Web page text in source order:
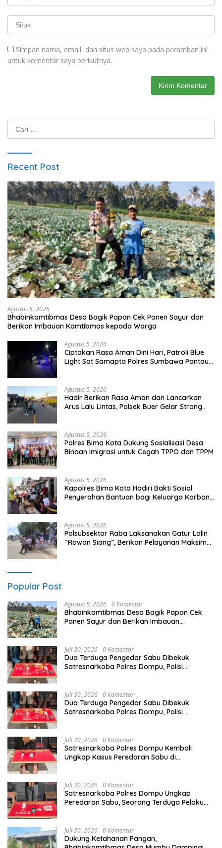
Simpan nama, email, dan situs web saya pada peramban ini
untuk komentar saya berikutnya.
Cari
untuk:
Recent Post
Agustus 5, 2026
Bhabinkamtibmas Desa Bagik Papan Cek Panen Sayur dan
Berikan Imbauan Kamtibmas kepada Warga
Agustus 5, 2026
Ciptakan Rasa Aman Dini Hari, Patroli Blue
Light Sat Samapta Polres Sumbawa Pantau
Agustus 5, 2026
Hadir Berikan Rasa Aman dan Lancarkan
Arus Lalu Lintas, Polsek Buer Gelar Strong
Agustus 5, 2026
Polres Bima Kota Dukung Sosialisasi Desa
Binaan Imigrasi untuk Cegah TPPO dan TPPM
Agustus 5, 2026
Kapolres Bima Kota Hadiri Bakti Sosial
Penyerahan Bantuan bagi Keluarga Korban
Agustus 5, 2026
Polsubsektor Raba Laksanakan Gatur Lalin
“Rawan Siang”, Berikan Pelayanan Maksimal
Popular Post
Agustus 5, 2026 0 Komentar
Bhabinkamtibmas Desa Bagik Papan Cek
Panen Sayur dan Berikan Imbauan
Juli 30, 2026 0 Komentar
Dua Terduga Pengedar Sabu Dibekuk
Satresnarkoba Polres Dompu, Polisi
Juli 30, 2026 0 Komentar
Dua Terduga Pengedar Sabu Dibekuk
Satresnarkoba Polres Dompu, Polisi
Juli 30, 2026 0 Komentar
Satresnarkoba Polres Dompu Kembali
Ungkap Kasus Peredaran Sabu di
Juli 30, 2026 0 Komentar
Satresnarkoba Polres Dompu Ungkap
Peredaran Sabu, Seorang Terduga Pelaku
Juli 30, 2026 0 Komentar
Dukung Ketahanan Pangan,